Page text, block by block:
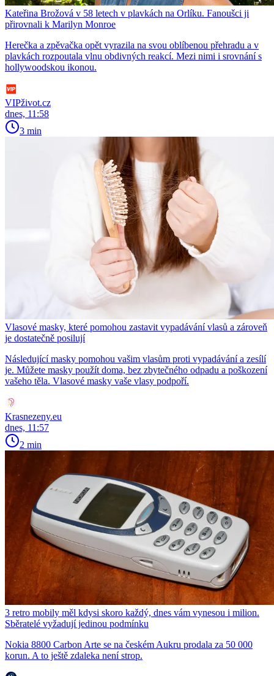
Kateřina Brožová v 58 letech v plavkách na Orlíku. Fanoušci ji
přirovnali k Marilyn Monroe
Herečka a zpěvačka opět vyrazila na svou oblíbenou přehradu a v
plavkách rozpoutala vlnu obdivných reakcí. Mezi nimi i srovnání s
hollywoodskou ikonou.
VIPživot.cz
dnes, 11:58
3 min
Vlasové masky, které pomohou zastavit vypadávání vlasů a zároveň
je dostatečně posilují
Následující masky pomohou vašim vlasům proti vypadávání a zesílí
je. Můžete masky použít doma, bez zbytečného odpadu a poškození
vašeho těla. Vlasové masky vaše vlasy podpoří.
Krasnezeny.eu
dnes, 11:57
2 min
3 retro mobily měl kdysi skoro každý, dnes vám vynesou i milion.
Sběratelé vyžadují jedinou podmínku
Nokia 8800 Carbon Arte se na českém Aukru prodala za 50 000
korun. A to ještě zdaleka není strop.